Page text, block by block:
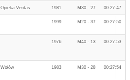
Opieka Veritas 1981 M30 - 27 00:27:47
1999 M20 - 37 00:27:50
1976 M40 - 13 00:27:53
Wołów 1983 M30 - 28 00:27:54